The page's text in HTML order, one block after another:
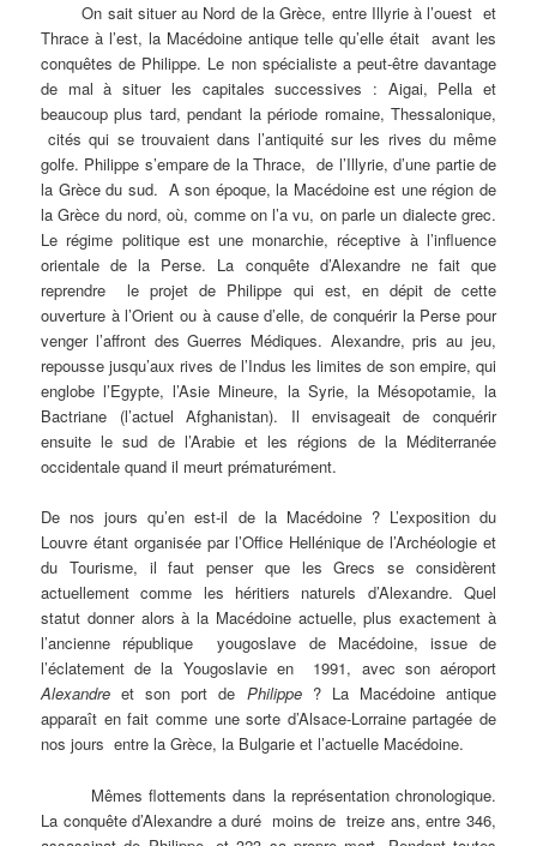
On sait situer au Nord de la Grèce, entre Illyrie à l’ouest et
Thrace à l’est, la Macédoine antique telle qu’elle était avant les
conquêtes de Philippe. Le non spécialiste a peut-être davantage
de mal à situer les capitales successives : Aigai, Pella et
beaucoup plus tard, pendant la période romaine, Thessalonique,
cités qui se trouvaient dans l’antiquité sur les rives du même
golfe. Philippe s’empare de la Thrace, de l’Illyrie, d’une partie de
la Grèce du sud. A son époque, la Macédoine est une région de
la Grèce du nord, où, comme on l’a vu, on parle un dialecte grec.
Le régime politique est une monarchie, réceptive à l’influence
orientale de la Perse. La conquête d’Alexandre ne fait que
reprendre le projet de Philippe qui est, en dépit de cette
ouverture à l’Orient ou à cause d’elle, de conquérir la Perse pour
venger l’affront des Guerres Médiques. Alexandre, pris au jeu,
repousse jusqu’aux rives de l’Indus les limites de son empire, qui
englobe l’Egypte, l’Asie Mineure, la Syrie, la Mésopotamie, la
Bactriane (l’actuel Afghanistan). Il envisageait de conquérir
ensuite le sud de l’Arabie et les régions de la Méditerranée
occidentale quand il meurt prématurément.
De nos jours qu’en est-il de la Macédoine ? L’exposition du
Louvre étant organisée par l’Office Hellénique de l’Archéologie et
du Tourisme, il faut penser que les Grecs se considèrent
actuellement comme les héritiers naturels d’Alexandre. Quel
statut donner alors à la Macédoine actuelle, plus exactement à
l’ancienne république yougoslave de Macédoine, issue de
l’éclatement de la Yougoslavie en 1991, avec son aéroport
Alexandre et son port de Philippe? La Macédoine antique
apparaît en fait comme une sorte d’Alsace-Lorraine partagée de
nos jours entre la Grèce, la Bulgarie et l’actuelle Macédoine.
Mêmes flottements dans la représentation chronologique.
La conquête d’Alexandre a duré moins de treize ans, entre 346,